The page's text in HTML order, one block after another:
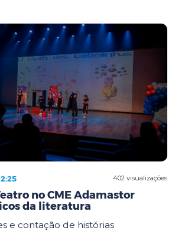
402 visualizações
no CME Adamastor
da literatura
e contação de histórias